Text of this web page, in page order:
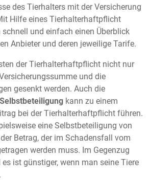
des Tierhalters mit der Versicherung
Hilfe eines Tierhalterhaftpflicht
und einfach einen Überblick
Anbieter und deren jeweilige Tarife.
der Tierhalterhaftpflicht nicht nur
und die
gesenkt werden. Auch die
kann zu einem
bei der Tierhalterhaftpflicht führen.
eine Selbstbeteiligung von
Betrag, der im Schadensfall vom
werden muss. Im Gegenzug
ist günstiger, wenn man seine Tiere